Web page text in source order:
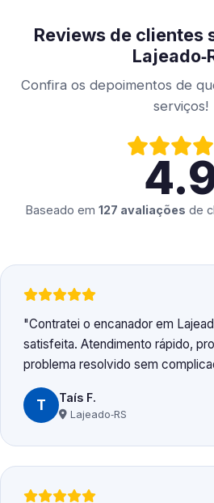
Reviews de clientes
Confira os depoimentos de
serviços!
Baseado em 127 avaliações de
Contratei o encanador em
satisfeita. Atendimento rápido,
problema resolvido sem
T Taís F.
Lajeado‑RS